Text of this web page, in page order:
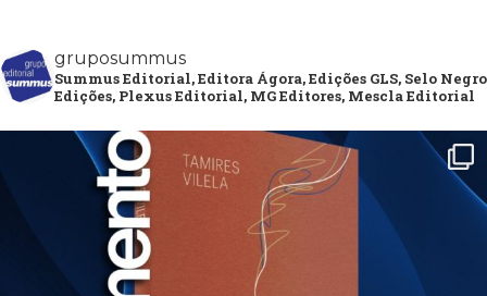
gruposummus
Summus Editorial, Editora Ágora, Edições GLS, Selo Negro
Edições, Plexus Editorial, MG Editores, Mescla Editorial